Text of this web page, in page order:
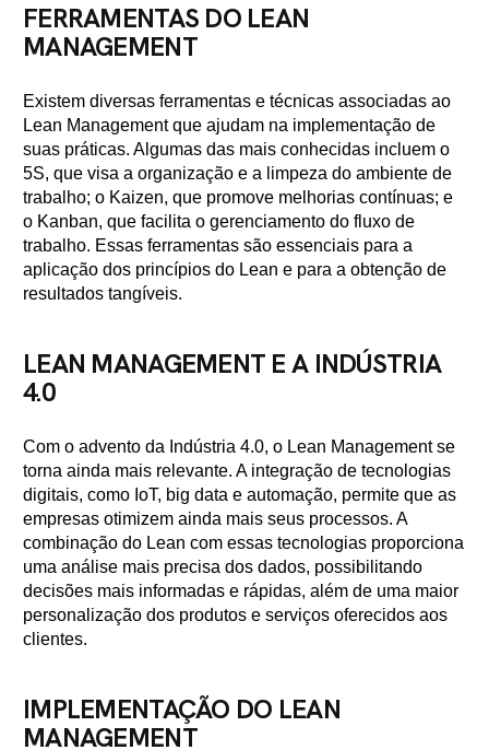
FERRAMENTAS DO LEAN
MANAGEMENT
Existem diversas ferramentas e técnicas associadas ao
Lean Management que ajudam na implementação de
suas práticas. Algumas das mais conhecidas incluem o
5S, que visa a organização e a limpeza do ambiente de
trabalho; o Kaizen, que promove melhorias contínuas; e
o Kanban, que facilita o gerenciamento do fluxo de
trabalho. Essas ferramentas são essenciais para a
aplicação dos princípios do Lean e para a obtenção de
resultados tangíveis.
LEAN MANAGEMENT E A INDÚSTRIA
4.0
Com o advento da Indústria 4.0, o Lean Management se
torna ainda mais relevante. A integração de tecnologias
digitais, como IoT, big data e automação, permite que as
empresas otimizem ainda mais seus processos. A
combinação do Lean com essas tecnologias proporciona
uma análise mais precisa dos dados, possibilitando
decisões mais informadas e rápidas, além de uma maior
personalização dos produtos e serviços oferecidos aos
clientes.
IMPLEMENTAÇÃO DO LEAN
MANAGEMENT